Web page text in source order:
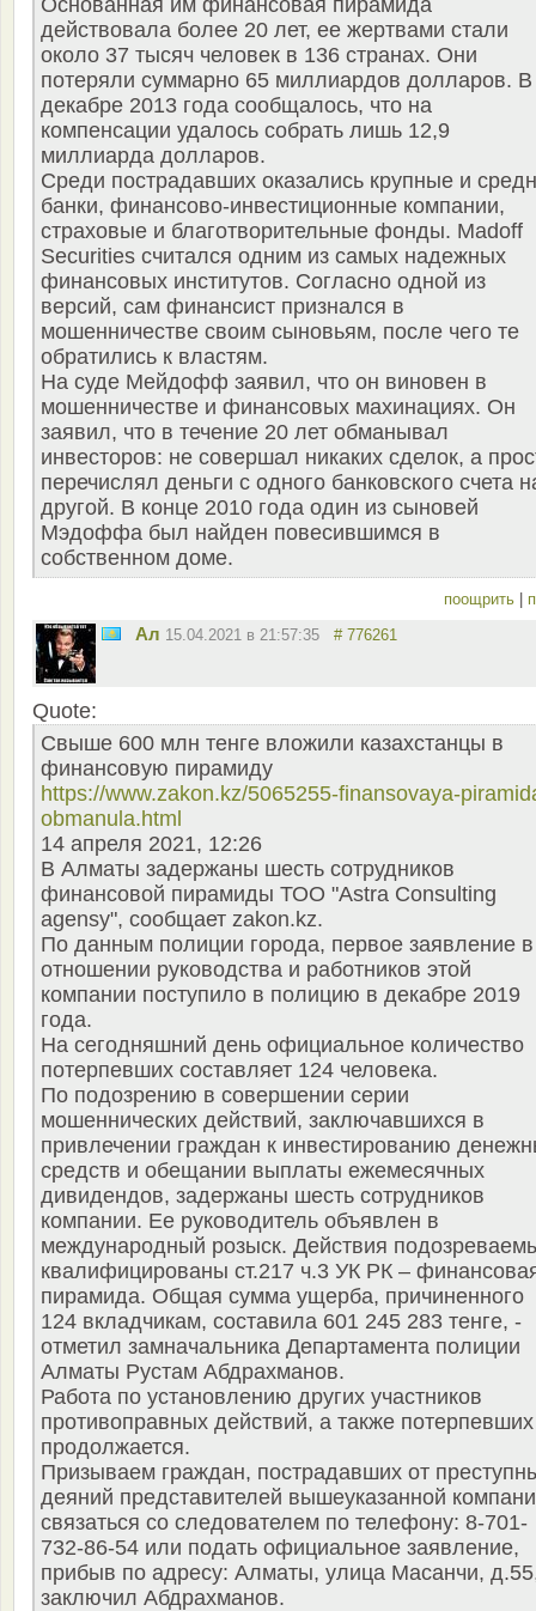
действовала более 20 лет, ее жертвами стали
около 37 тысяч человек в 136 странах. Они
потеряли суммарно 65 миллиардов долларов. В
декабре 2013 года сообщалось, что на
компенсации удалось собрать лишь 12,9
миллиарда долларов.
Среди пострадавших оказались крупные и
банки, финансово-инвестиционные компании,
страховые и благотворительные фонды. Madoff
Securities считался одним из самых надежных
финансовых институтов. Согласно одной из
версий, сам финансист признался в
мошенничестве своим сыновьям, после чего те
обратились к властям.
На суде Мейдофф заявил, что он виновен в
мошенничестве и финансовых махинациях. Он
заявил, что в течение 20 лет обманывал
инвесторов: не совершал никаких сделок, а
перечислял деньги с одного банковского счета
другой. В конце 2010 года один из сыновей
Мэдоффа был найден повесившимся в
собственном доме.
поощрить |
Ал 15.04.2021 в 21:57:35 # 776261
Quote:
Свыше 600 млн тенге вложили казахстанцы в
финансовую пирамиду
https://www.zakon.kz/5065255-finansovaya-
obmanula.html
14 апреля 2021, 12:26
В Алматы задержаны шесть сотрудников
финансовой пирамиды ТОО "Astra Consulting
agensy", сообщает zakon.kz.
По данным полиции города, первое заявление в
отношении руководства и работников этой
компании поступило в полицию в декабре 2019
года.
На сегодняшний день официальное количество
потерпевших составляет 124 человека.
По подозрению в совершении серии
мошеннических действий, заключавшихся в
привлечении граждан к инвестированию
средств и обещании выплаты ежемесячных
дивидендов, задержаны шесть сотрудников
компании. Ее руководитель объявлен в
международный розыск. Действия
квалифицированы ст.217 ч.3 УК РК –
пирамида. Общая сумма ущерба, причиненного
124 вкладчикам, составила 601 245 283 тенге, -
отметил замначальника Департамента полиции
Алматы Рустам Абдрахманов.
Работа по установлению других участников
противоправных действий, а также потерпевших
продолжается.
Призываем граждан, пострадавших от
деяний представителей вышеуказанной
связаться со следователем по телефону: 8-701-
732-86-54 или подать официальное заявление,
прибыв по адресу: Алматы, улица Масанчи,
заключил Абдрахманов.